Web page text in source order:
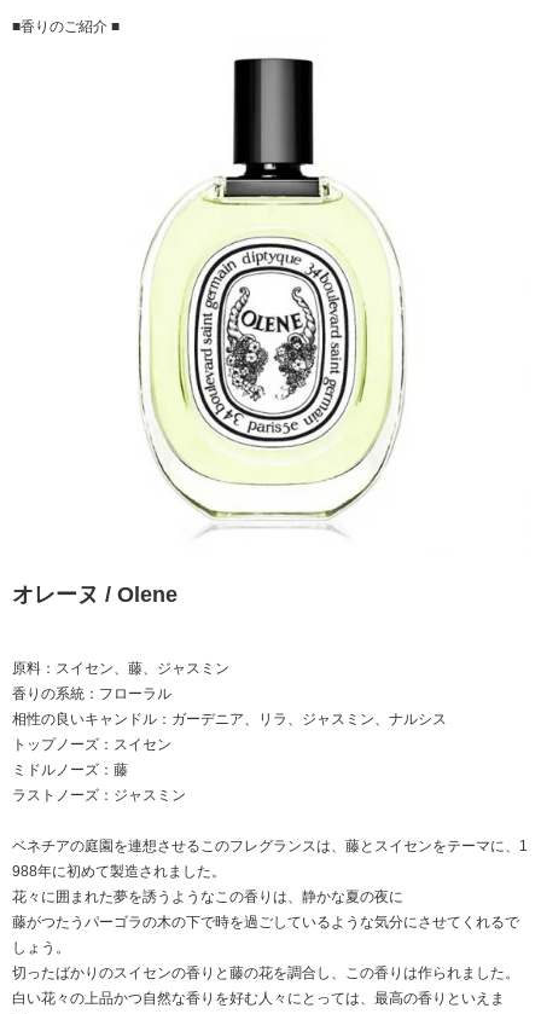
■香りのご紹介 ■
オレーヌ / Olene
原料：スイセン、藤、ジャスミン
香りの系統：フローラル
相性の良いキャンドル：ガーデニア、リラ、ジャスミン、ナルシス
トップノーズ：スイセン
ミドルノーズ：藤
ラストノーズ：ジャスミン
ベネチアの庭園を連想させるこのフレグランスは、藤とスイセンをテーマに、1
988年に初めて製造されました。
花々に囲まれた夢を誘うようなこの香りは、静かな夏の夜に
藤がつたうパーゴラの木の下で時を過ごしているような気分にさせてくれるで
しょう。
切ったばかりのスイセンの香りと藤の花を調合し、この香りは作られました。
白い花々の上品かつ自然な香りを好む人々にとっては、最高の香りといえま